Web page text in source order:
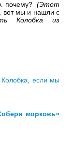
почему? (Этот
вот мы и нашли с
Колобка из
Колобка, если мы
морковь»